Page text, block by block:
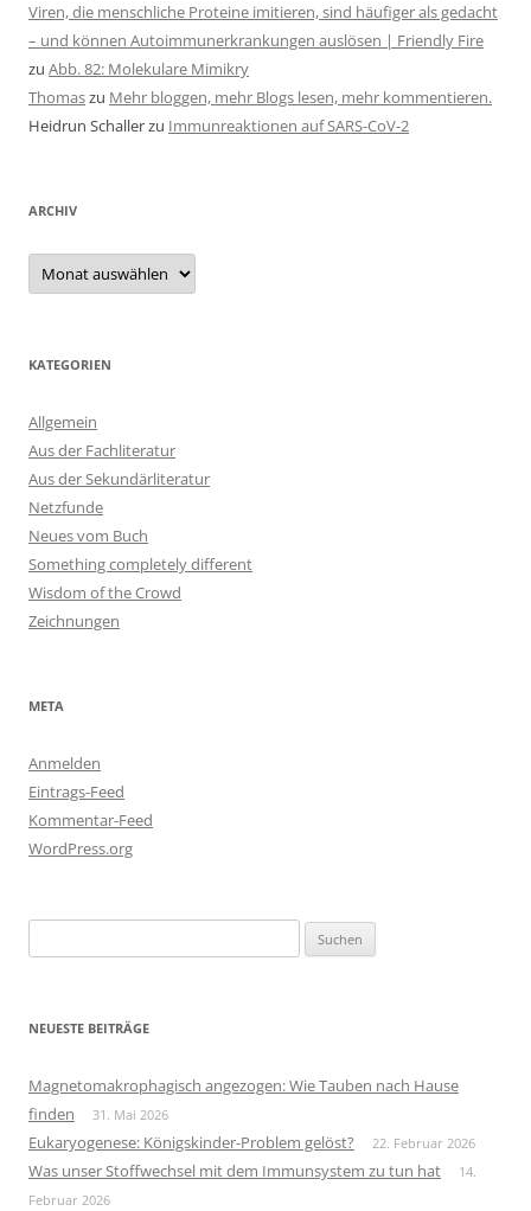
Viren, die menschliche Proteine imitieren, sind häufiger als gedacht
– und können Autoimmunerkrankungen auslösen | Friendly Fire
zu Abb. 82: Molekulare Mimikry
Thomaszu Mehr bloggen, mehr Blogs lesen, mehr kommentieren.
Heidrun Schallerzu Immunreaktionen auf SARS-CoV-2
ARCHIV
Archiv
KATEGORIEN
Allgemein
Aus der Fachliteratur
Aus der Sekundärliteratur
Netzfunde
Neues vom Buch
Something completely different
Wisdom of the Crowd
Zeichnungen
META
Anmelden
Eintrags-Feed
Kommentar-Feed
WordPress.org
nach:
NEUESTE BEITRÄGE
Magnetomakrophagisch angezogen: Wie Tauben nach Hause
finden
31. Mai 2026
Eukaryogenese: Königskinder-Problem gelöst? 22. Februar 2026
Was unser Stoffwechsel mit dem Immunsystem zu tun hat
14.
Februar 2026